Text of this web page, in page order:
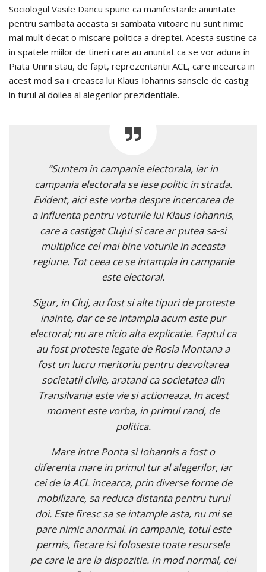
Sociologul Vasile Dancu spune ca manifestarile anuntate
pentru sambata aceasta si sambata viitoare nu sunt nimic
mai mult decat o miscare politica a dreptei. Acesta sustine ca
in spatele miilor de tineri care au anuntat ca se vor aduna in
Piata Unirii stau, de fapt, reprezentantii ACL, care incearca in
acest mod sa ii creasca lui Klaus Iohannis sansele de castig
in turul al doilea al alegerilor prezidentiale.
“Suntem in campanie electorala, iar in
campania electorala se iese politic in strada.
Evident, aici este vorba despre incercarea de
a influenta pentru voturile lui Klaus Iohannis,
care a castigat Clujul si care ar putea sa-si
multiplice cel mai bine voturile in aceasta
regiune. Tot ceea ce se intampla in campanie
este electoral.
Sigur, in Cluj, au fost si alte tipuri de proteste
inainte, dar ce se intampla acum este pur
electoral; nu are nicio alta explicatie. Faptul ca
au fost proteste legate de Rosia Montana a
fost un lucru meritoriu pentru dezvoltarea
societatii civile, aratand ca societatea din
Transilvania este vie si actioneaza. In acest
moment este vorba, in primul rand, de
politica.
Mare intre Ponta si Iohannis a fost o
diferenta mare in primul tur al alegerilor, iar
cei de la ACL incearca, prin diverse forme de
mobilizare, sa reduca distanta pentru turul
doi. Este firesc sa se intample asta, nu mi se
pare nimic anormal. In campanie, totul este
permis, fiecare isi foloseste toate resursele
pe care le are la dispozitie. In mod normal, cei